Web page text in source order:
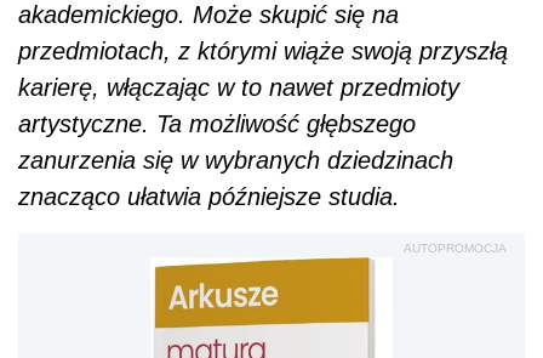
akademickiego. Może skupić się na
przedmiotach, z którymi wiąże swoją przyszłą
karierę, włączając w to nawet przedmioty
artystyczne. Ta możliwość głębszego
zanurzenia się w wybranych dziedzinach
znacząco ułatwia późniejsze studia.
AUTOPROMOCJA